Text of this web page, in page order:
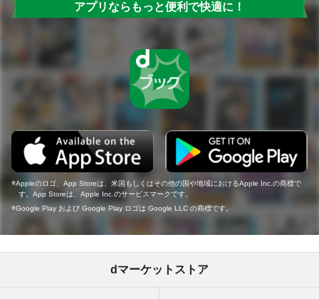
アプリならもっと便利で快適に！
Appleのロゴ、App Storeは、米国もしくはその他の国や地域におけるApple Inc.の商標で
す。App Storeは、Apple Inc.のサービスマークです。
Google Play および Google Play ロゴは Google LLC の商標です。
dマーケットストア